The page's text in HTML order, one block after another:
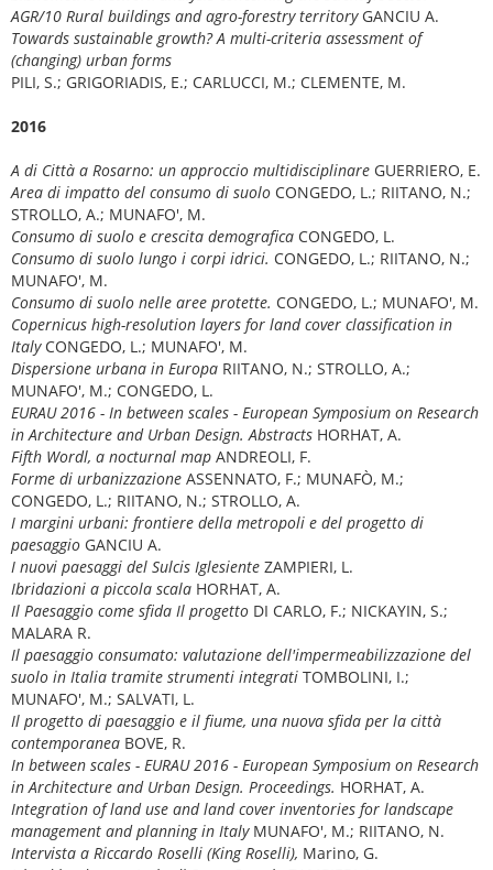
AGR/10 Rural buildings and agro-forestry territoryGANCIU A.
Towards sustainable growth? A multi-criteria assessment of
(changing) urban forms
PILI, S.; GRIGORIADIS, E.; CARLUCCI, M.; CLEMENTE, M.
2016
A di Città a Rosarno: un approccio multidisciplinare GUERRIERO, E.
Area di impatto del consumo di suolo CONGEDO, L.; RIITANO, N.;
STROLLO, A.; MUNAFO', M.
Consumo di suolo e crescita demografica CONGEDO, L.
Consumo di suolo lungo i corpi idrici. CONGEDO, L.; RIITANO, N.;
MUNAFO', M.
Consumo di suolo nelle aree protette. CONGEDO, L.; MUNAFO', M.
Copernicus high-resolution layers for land cover classification in
ItalyCONGEDO, L.; MUNAFO', M.
Dispersione urbana in Europa RIITANO, N.; STROLLO, A.;
MUNAFO', M.; CONGEDO, L.
EURAU 2016 - In between scales - European Symposium on Research
in Architecture and Urban Design. Abstracts HORHAT, A.
Fifth Wordl, a nocturnal map ANDREOLI, F.
Forme di urbanizzazione ASSENNATO, F.; MUNAFÒ, M.;
CONGEDO, L.; RIITANO, N.; STROLLO, A.
I margini urbani: frontiere della metropoli e del progetto di
paesaggio GANCIU A.
I nuovi paesaggi del Sulcis Iglesiente ZAMPIERI, L.
Ibridazioni a piccola scala HORHAT, A.
Il Paesaggio come sfida Il progetto DI CARLO, F.; NICKAYIN, S.;
MALARA R.
Il paesaggio consumato: valutazione dell'impermeabilizzazione del
suolo in Italia tramite strumenti integrati TOMBOLINI, I.;
MUNAFO', M.; SALVATI, L.
Il progetto di paesaggio e il fiume, una nuova sfida per la città
contemporanea BOVE, R.
In between scales - EURAU 2016 - European Symposium on Research
in Architecture and Urban Design. Proceedings. HORHAT, A.
Integration of land use and land cover inventories for landscape
management and planning in ItalyMUNAFO', M.; RIITANO, N.
Intervista a Riccardo Roselli (King Roselli), Marino, G.